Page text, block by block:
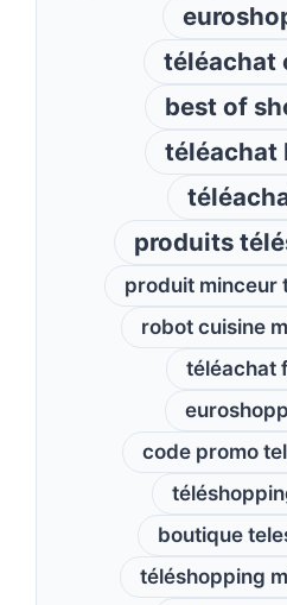
téléachat
best of
téléachat
produits
produit minceur
robot cuisine
téléachat
code promo
boutique
téléshopping